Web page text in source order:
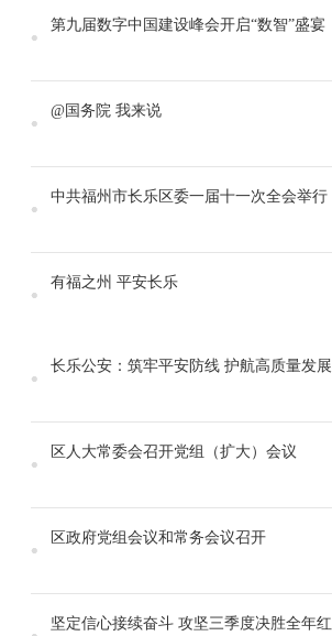
第九届数字中国建设峰会开启“数智”盛宴
@国务院 我来说
中共福州市长乐区委一届十一次全会举行
有福之州 平安长乐
长乐公安：筑牢平安防线 护航高质量发展
区人大常委会召开党组（扩大）会议
区政府党组会议和常务会议召开
坚定信心接续奋斗 攻坚三季度决胜全年红